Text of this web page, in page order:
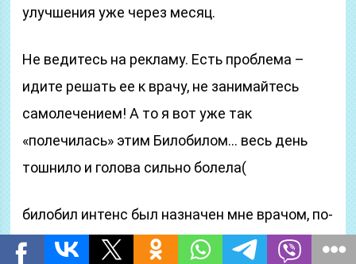
улучшения уже через месяц.
Не ведитесь на рекламу. Есть проблема –
идите решать ее к врачу, не занимайтесь
самолечением! А то я вот уже так
«полечилась» этим Билобилом… весь день
тошнило и голова сильно болела(
билобил интенс был назначен мне врачом, по-
другому лекарства не покупаю, так как боюсь